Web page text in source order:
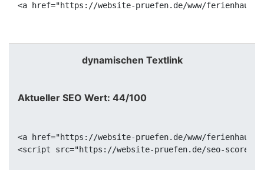
<a href="https://website-pruefen.de/www/
dynamischen Textlink
Aktueller SEO Wert: 44/100
<a href="https://website-pruefen.de/www/